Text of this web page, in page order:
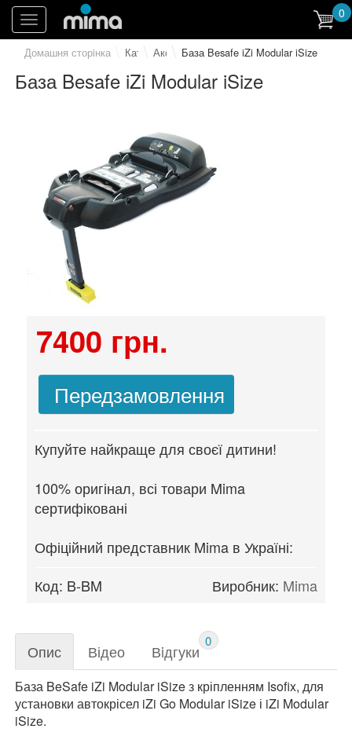
0
Toggle
navigation
Домашня сторiнка КаталогАксесуариБаза Besafe iZi Modular iSize
База Besafe iZi Modular iSize
7400 грн.
Передзамовлення
Купуйте найкраще для своєї дитини!
100% оригінал, всі товари Mima
сертифіковані
Офіційний представник Mima в Україні:
Код: B-BM Виробник: Mima
Опис Відео Вiдгуки
0
База BeSafe iZi Modular iSize з кріпленням Isofix, для
установки автокрісел iZi Go Modular iSize і iZi Modular
iSize.